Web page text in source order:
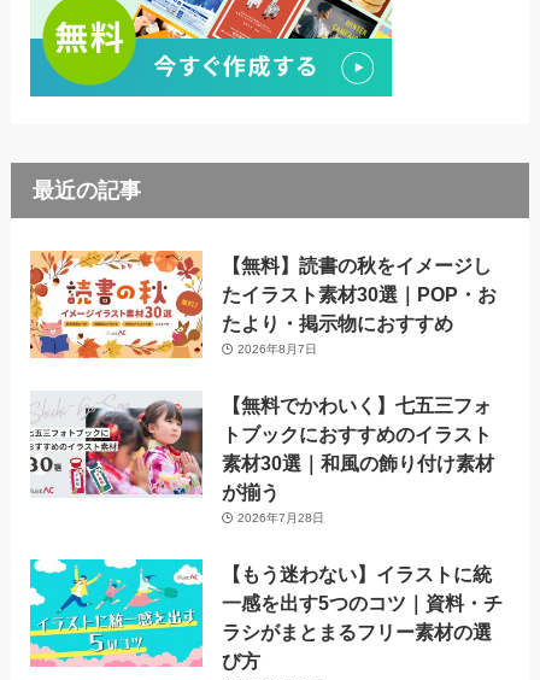
最近の記事
【無料】読書の秋をイメージし
たイラスト素材30選｜POP・お
たより・掲示物におすすめ
2026年8月7日
【無料でかわいく】七五三フォ
トブックにおすすめのイラスト
素材30選｜和風の飾り付け素材
が揃う
2026年7月28日
【もう迷わない】イラストに統
一感を出す5つのコツ｜資料・チ
ラシがまとまるフリー素材の選
び方